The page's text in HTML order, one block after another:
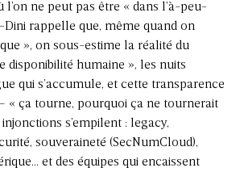
l’on ne peut pas être « dans l’à-peu-
Dini rappelle que, même quand on
», on sous-estime la réalité du
disponibilité humaine », les nuits
qui s’accumule, et cette transparence
« ça tourne, pourquoi ça ne tournerait
s’empilent : legacy,
souveraineté (SecNumCloud),
et des équipes qui encaissent